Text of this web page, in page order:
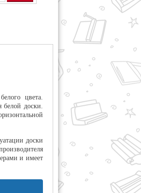
цвета.
белой доски.
доски
и имеет